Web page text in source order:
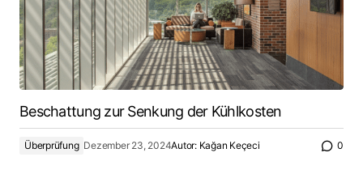
Beschattung zur Senkung der Kühlkosten
Überprüfung Dezember 23, 2024Autor: Kağan Keçeci 0